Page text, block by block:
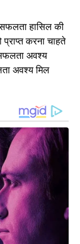
हासिल की
करना चाहते
अवश्य
अवश्य मिल